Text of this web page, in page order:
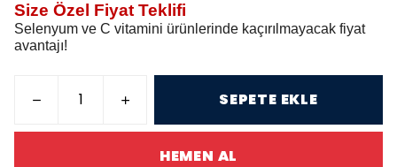
Size Özel Fiyat Teklifi
Selenyum ve C vitamini ürünlerinde kaçırılmayacak fiyat
avantajı!
SEPETE EKLE
HEMEN AL